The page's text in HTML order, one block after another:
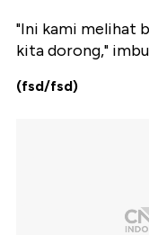
"Ini kami melihat
kita dorong,"
(fsd/fsd)